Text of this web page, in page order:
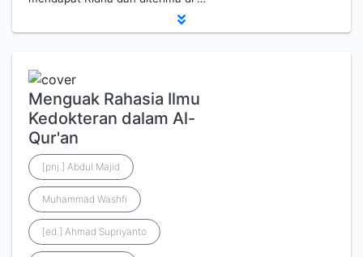
Menguak Rahasia Ilmu
Kedokteran dalam Al-
Qur'an
[pnj.] Abdul Majid
Muhammad Washfi
[ed.] Ahmad Supriyanto